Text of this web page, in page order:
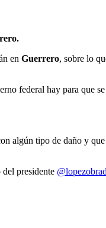
en Guerrero, sobre lo
federal hay para que
algún tipo de daño y
presidente